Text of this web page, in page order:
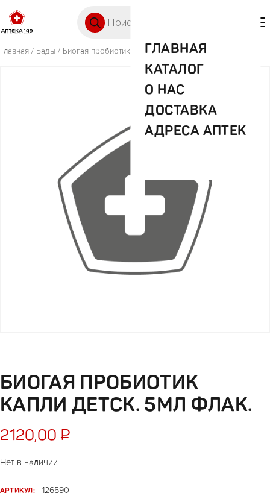
ГЛАВНАЯ
КАТАЛОГ
О НАС
ДОСТАВКА
АДРЕСА АПТЕК
Главная / Бады / Биогая пробиотик капли детск. 5мл флак.
БИОГАЯ ПРОБИОТИК
КАПЛИ ДЕТСК. 5МЛ ФЛАК.
2120,00 ₽
Нет в наличии
АРТИКУЛ:
126590